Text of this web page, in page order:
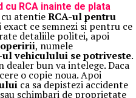
RCA inainte de plata
atentieRCA-ul pentru
ce semnezi si pentru ce
detaliile politei, apoi
, numele
vehiculului se potriveste.
bun va intelege. Daca
o copie noua. Apoi
ca sa depistezi accidente
schimbari de proprietate